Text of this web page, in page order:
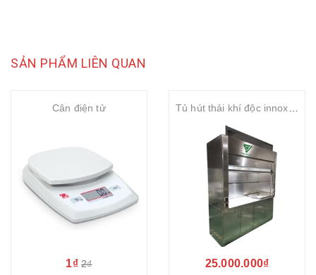
SẢN PHẨM LIÊN QUAN
Cân điện tử
1₫ 2₫
Tủ hút thải khí độc innox 304
25.000.000₫